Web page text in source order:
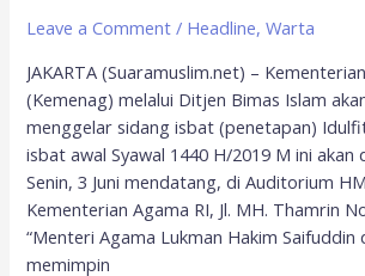
Leave a Comment / Headline,Warta
JAKARTA (Suaramuslim.net) –
(Kemenag) melalui Ditjen Bimas Islam
menggelar sidang isbat (penetapan)
isbat awal Syawal 1440 H/2019 M ini akan
Senin, 3 Juni mendatang, di Auditorium
Kementerian Agama RI, Jl. MH. Thamrin
“Menteri Agama Lukman Hakim Saifuddin
memimpin